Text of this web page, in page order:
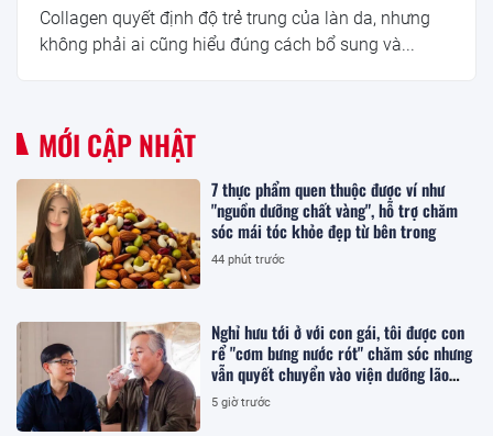
Collagen quyết định độ trẻ trung của làn da, nhưng
không phải ai cũng hiểu đúng cách bổ sung và...
MỚI CẬP NHẬT
7 thực phẩm quen thuộc được ví như
"nguồn dưỡng chất vàng", hỗ trợ chăm
sóc mái tóc khỏe đẹp từ bên trong
44 phút trước
Nghỉ hưu tới ở với con gái, tôi được con
rể "cơm bưng nước rót" chăm sóc nhưng
vẫn quyết chuyển vào viện dưỡng lão
sống
5 giờ trước